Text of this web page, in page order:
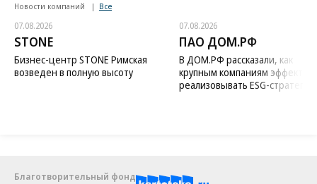
Новости компаний Все
07.08.2026
STONE
Бизнес-центр STONE Римская
возведен в полную высоту
07.08.2026
ПАО ДОМ.РФ
В ДОМ.РФ рассказали, как
крупным компаниям
реализовывать ESG-стратегию
Благотворительный фонд